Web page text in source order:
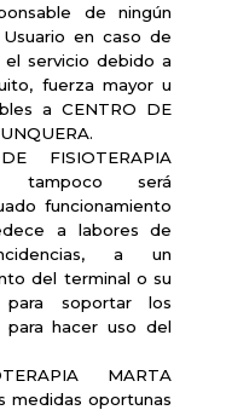
de ningún
en caso de
servicio debido a
fuerza mayor u
a CENTRO DE
FISIOTERAPIA
tampoco será
funcionamiento
a labores de
a un
del terminal o su
para soportar los
para hacer uso del
MARTA
medidas oportunas